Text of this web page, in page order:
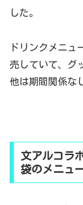
した。
ドリンクメニュ
売していて、グ
他は期間関係な
文アルコラ
袋のメニュ